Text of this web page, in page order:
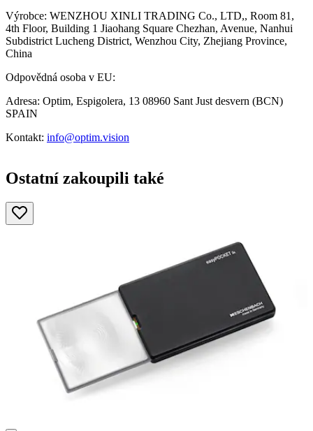
Výrobce: WENZHOU XINLI TRADING Co., LTD,, Room 81,
4th Floor, Building 1 Jiaohang Square Chezhan, Avenue, Nanhui
Subdistrict Lucheng District, Wenzhou City, Zhejiang Province,
China
Odpovědná osoba v EU:
Adresa: Optim, Espigolera, 13 08960 Sant Just desvern (BCN)
SPAIN
Kontakt: info@optim.vision
Ostatní zakoupili také